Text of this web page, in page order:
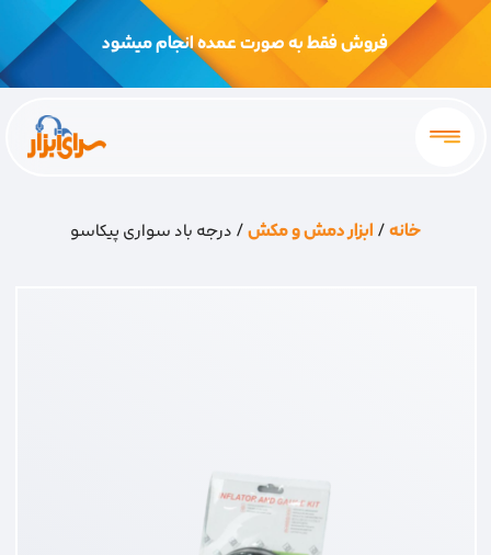
فروش فقط به صورت عمده انجام میشود
خانه/ابزار دمش و مکش/ درجه باد سواری پیکاسو